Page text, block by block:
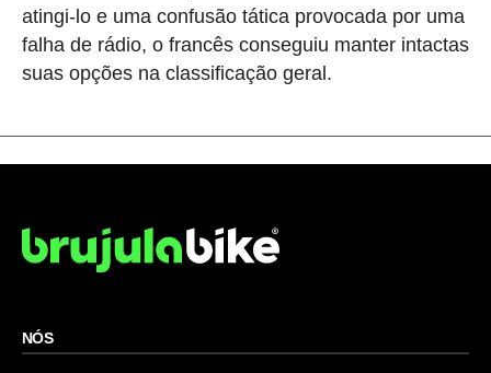
atingi-lo e uma confusão tática provocada por uma
falha de rádio, o francês conseguiu manter intactas
suas opções na classificação geral.
NÓS